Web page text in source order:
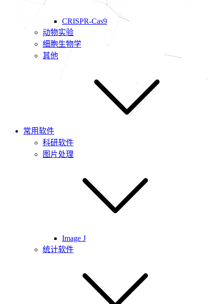
CRISPR-Cas9
动物实验
细胞生物学
其他
常用软件
科研软件
图片处理
Image J
统计软件